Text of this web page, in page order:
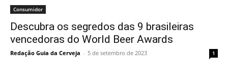
Consumidor
Descubra os segredos das 9 brasileiras
vencedoras do World Beer Awards
Redação Guia da Cerveja - 5 de setembro de 2023 1